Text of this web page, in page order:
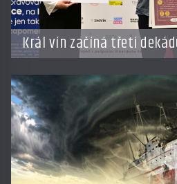
Král vín začíná třetí